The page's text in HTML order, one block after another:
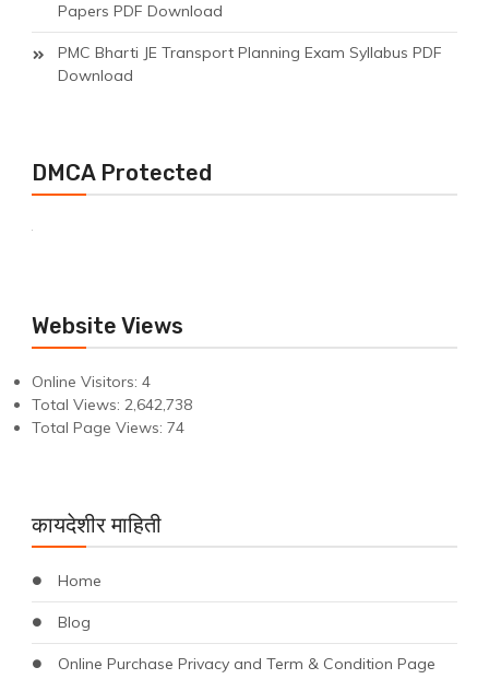
Papers PDF Download
PMC Bharti JE Transport Planning Exam Syllabus PDF
Download
DMCA Protected
Website Views
Online Visitors: 4
Total Views: 2,642,738
Total Page Views: 74
कायदेशीर माहिती
Home
Blog
Online Purchase Privacy and Term & Condition Page